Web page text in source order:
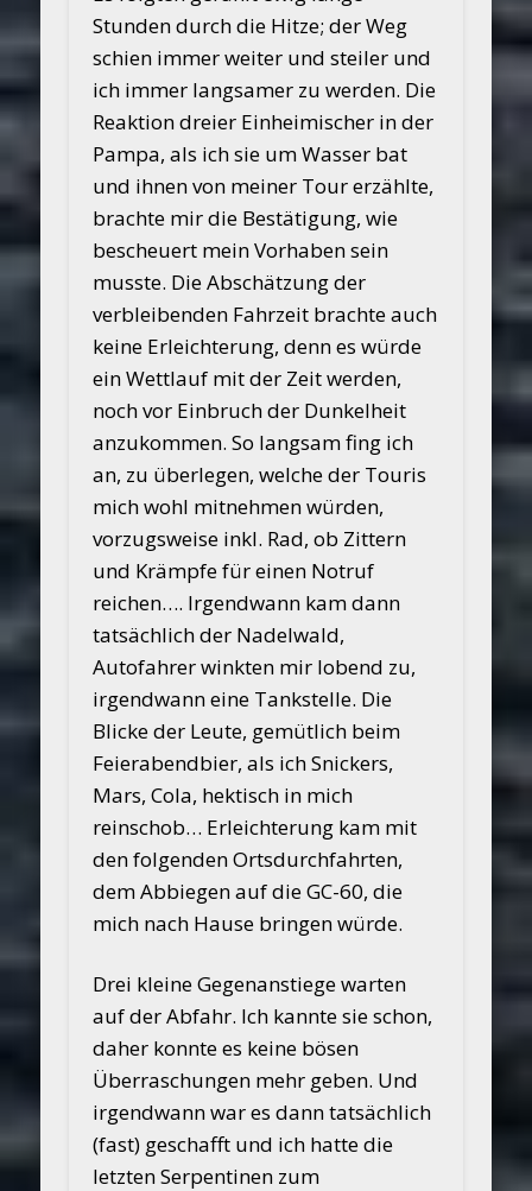
Stunden durch die Hitze; der Weg
schien immer weiter und steiler und
ich immer langsamer zu werden. Die
Reaktion dreier Einheimischer in der
Pampa, als ich sie um Wasser bat
und ihnen von meiner Tour erzählte,
brachte mir die Bestätigung, wie
bescheuert mein Vorhaben sein
musste. Die Abschätzung der
verbleibenden Fahrzeit brachte auch
keine Erleichterung, denn es würde
ein Wettlauf mit der Zeit werden,
noch vor Einbruch der Dunkelheit
anzukommen. So langsam fing ich
an, zu überlegen, welche der Touris
mich wohl mitnehmen würden,
vorzugsweise inkl. Rad, ob Zittern
und Krämpfe für einen Notruf
reichen…. Irgendwann kam dann
tatsächlich der Nadelwald,
Autofahrer winkten mir lobend zu,
irgendwann eine Tankstelle. Die
Blicke der Leute, gemütlich beim
Feierabendbier, als ich Snickers,
Mars, Cola, hektisch in mich
reinschob… Erleichterung kam mit
den folgenden Ortsdurchfahrten,
dem Abbiegen auf die GC-60, die
mich nach Hause bringen würde.
Drei kleine Gegenanstiege warten
auf der Abfahr. Ich kannte sie schon,
daher konnte es keine bösen
Überraschungen mehr geben. Und
irgendwann war es dann tatsächlich
(fast) geschafft und ich hatte die
letzten Serpentinen zum